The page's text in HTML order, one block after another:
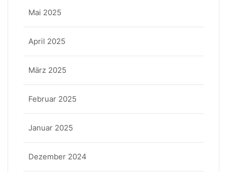
Mai 2025
April 2025
März 2025
Februar 2025
Januar 2025
Dezember 2024